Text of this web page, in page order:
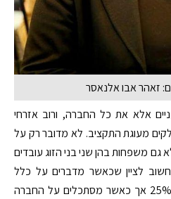
זאהר אבו אלנאסר
אלא את כל החברה, ורוב אזרחי
מעוגת התקציב. לא מדובר רק על
גם משפחות בהן שני בני הזוג עובדים
חשוב לציין שכאשר מדברים על כלל
האוכלוסייה ישנו שיעור עוני של 25% אך כאשר מסתכלים על החברה